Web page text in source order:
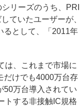
リーズのうち、PRI
ていたユーザーが、
るとして、「2011年
、これまで市場に
だけでも4000万台存
50万台導入されてい
トする非接触IC規格